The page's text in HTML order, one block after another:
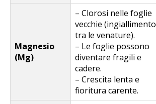
Magnesio
(Mg)
– Clorosi nelle foglie
vecchie (ingiallimento
tra le venature).
– Le foglie possono
diventare fragili e
cadere.
– Crescita lenta e
fioritura carente.